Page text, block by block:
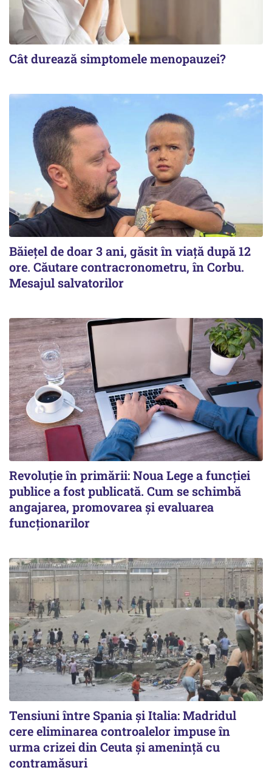
Cât durează simptomele menopauzei?
Băiețel de doar 3 ani, găsit în viață după 12
ore. Căutare contracronometru, în Corbu.
Mesajul salvatorilor
Revoluție în primării: Noua Lege a funcției
publice a fost publicată. Cum se schimbă
angajarea, promovarea și evaluarea
funcționarilor
Tensiuni între Spania și Italia: Madridul
cere eliminarea controalelor impuse în
urma crizei din Ceuta și amenință cu
contramăsuri